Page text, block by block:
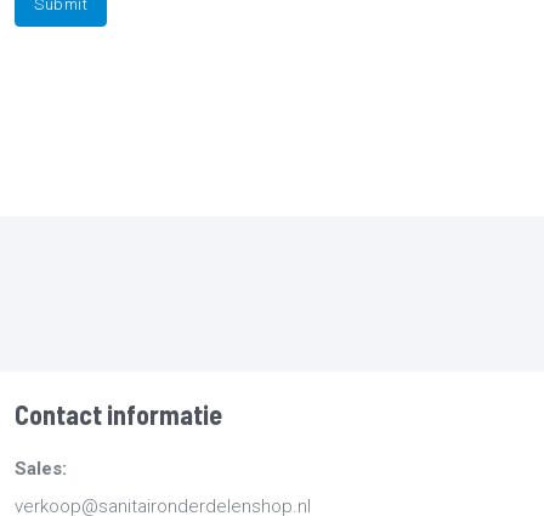
Contact informatie
Sales:
verkoop@sanitaironderdelenshop.nl